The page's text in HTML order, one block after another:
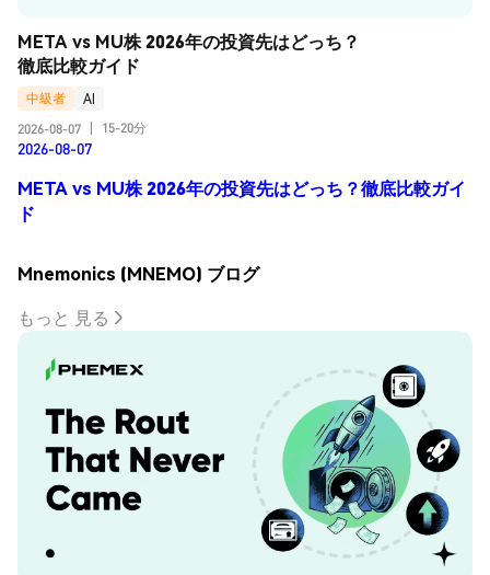
META vs MU株 2026年の投資先はどっち？
徹底比較ガイド
中級者
AI
2026-08-07
15-20分
2026-08-07
META vs MU株 2026年の投資先はどっち？徹底比較ガイ
ド
Mnemonics (MNEMO) ブログ
もっと 見る